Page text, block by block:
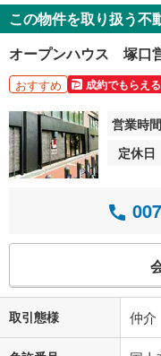
この物件を取り扱う不
オープンハウス 塚口
おすすめ 成約でもらえる
営業時間
定休日
取引態様 仲介